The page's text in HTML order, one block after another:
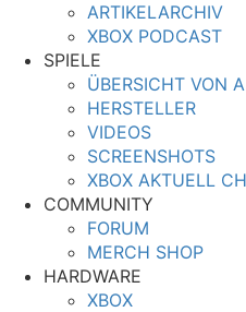
ARTIKELARCHIV
XBOX PODCAST
SPIELE
ÜBERSICHT VON
HERSTELLER
VIDEOS
SCREENSHOTS
XBOX AKTUELL
COMMUNITY
FORUM
MERCH SHOP
HARDWARE
XBOX